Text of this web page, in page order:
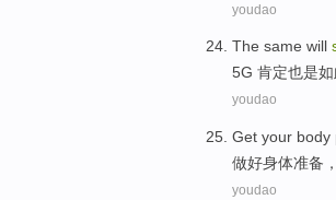
youdao
The same will
5G 肯定也是如
youdao
Get your body
做好身体准备
youdao